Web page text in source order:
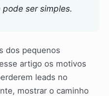
ser simples.
dos pequenos
artigo os motivos
leads no
mostrar o caminho